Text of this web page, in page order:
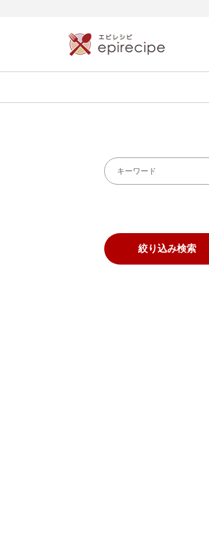
絞り込み検索